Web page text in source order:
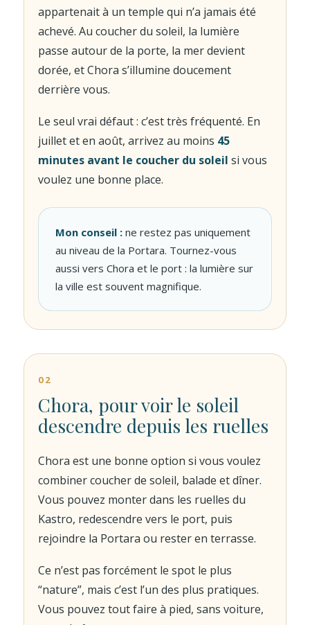
appartenait à un temple qui n’a jamais été
achevé. Au coucher du soleil, la lumière
passe autour de la porte, la mer devient
dorée, et Chora s’illumine doucement
derrière vous.
Le seul vrai défaut : c’est très fréquenté. En
juillet et en août, arrivez au moins 45
minutes avant le coucher du soleil si vous
voulez une bonne place.
Mon conseil : ne restez pas uniquement
au niveau de la Portara. Tournez-vous
aussi vers Chora et le port : la lumière sur
la ville est souvent magnifique.
02
Chora, pour voir le soleil
descendre depuis les ruelles
Chora est une bonne option si vous voulez
combiner coucher de soleil, balade et dîner.
Vous pouvez monter dans les ruelles du
Kastro, redescendre vers le port, puis
rejoindre la Portara ou rester en terrasse.
Ce n’est pas forcément le spot le plus
“nature”, mais c’est l’un des plus pratiques.
Vous pouvez tout faire à pied, sans voiture,